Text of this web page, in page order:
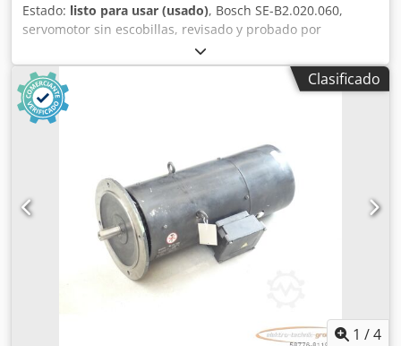
Estado: listo para usar (usado), Bosch SE-B2.020.060,
servomotor sin escobillas, revisado y probado por
completo por personal cualificado y con una garantía de 12
meses. Funciona al 100%. El alcance de la entrega se
corresponde con las fotos. Los descuentos de venta
acordados no se aplican a este artículo. Por favor, consulte
el precio por separado. Cedpfx Aei D Hcisfpjrf
Clasificado
1 /4